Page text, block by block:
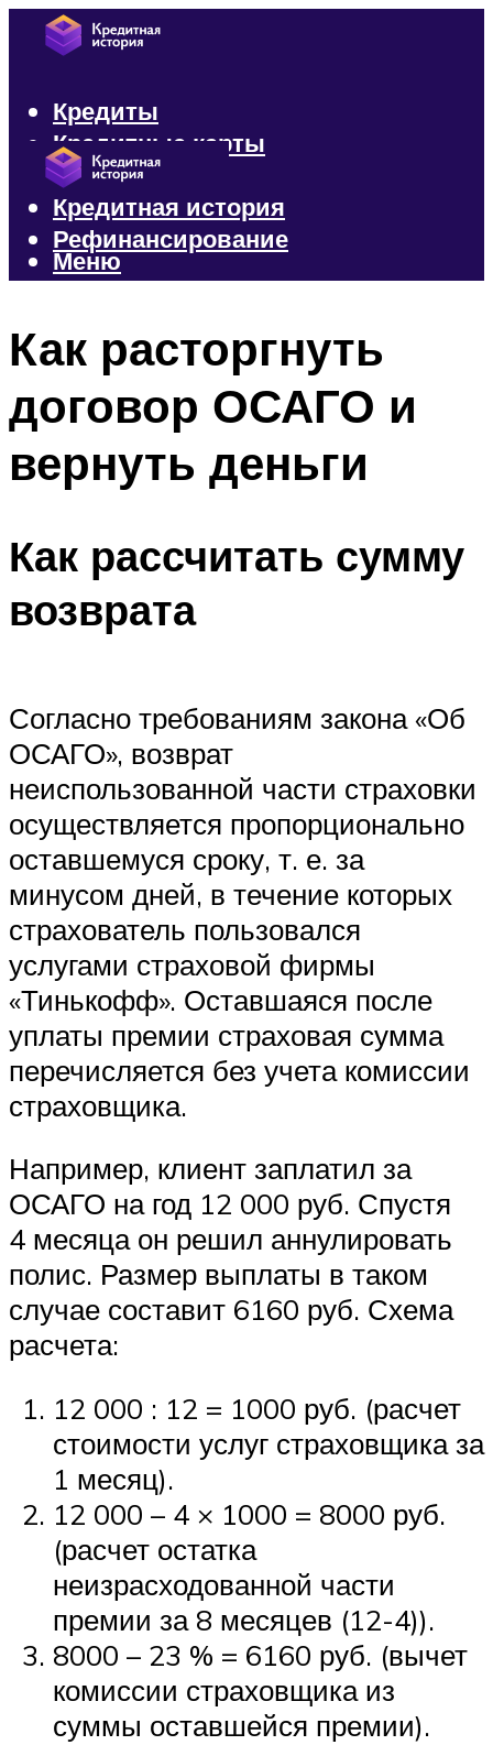
Кредиты
Кредитные карты
Микрозаймы
Кредитная история
Рефинансирование
Меню
Как расторгнуть
договор ОСАГО и
вернуть деньги
Как рассчитать сумму
возврата
Согласно требованиям закона «Об
ОСАГО», возврат
неиспользованной части страховки
осуществляется пропорционально
оставшемуся сроку, т. е. за
минусом дней, в течение которых
страхователь пользовался
услугами страховой фирмы
«Тинькофф». Оставшаяся после
уплаты премии страховая сумма
перечисляется без учета комиссии
страховщика.
Например, клиент заплатил за
ОСАГО на год 12 000 руб. Спустя
4 месяца он решил аннулировать
полис. Размер выплаты в таком
случае составит 6160 руб. Схема
расчета:
12 000 : 12 = 1000 руб. (расчет
стоимости услуг страховщика за
1 месяц).
12 000 – 4 × 1000 = 8000 руб.
(расчет остатка
неизрасходованной части
премии за 8 месяцев (12-4)).
8000 – 23 % = 6160 руб. (вычет
комиссии страховщика из
суммы оставшейся премии).